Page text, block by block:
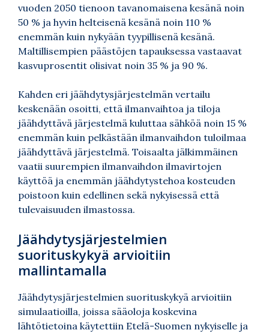
vuoden 2050 tienoon tavanomaisena kesänä noin
50 % ja hyvin helteisenä kesänä noin 110 %
enemmän kuin nykyään tyypillisenä kesänä.
Maltillisempien päästöjen tapauksessa vastaavat
kasvuprosentit olisivat noin 35 % ja 90 %.
Kahden eri jäähdytysjärjestelmän vertailu
keskenään osoitti, että ilmanvaihtoa ja tiloja
jäähdyttävä järjestelmä kuluttaa sähköä noin 15 %
enemmän kuin pelkästään ilmanvaihdon tuloilmaa
jäähdyttävä järjestelmä. Toisaalta jälkimmäinen
vaatii suurempien ilmanvaihdon ilmavirtojen
käyttöä ja enemmän jäähdytystehoa kosteuden
poistoon kuin edellinen sekä nykyisessä että
tulevaisuuden ilmastossa.
Jäähdytysjärjestelmien
suorituskykyä arvioitiin
mallintamalla
Jäähdytysjärjestelmien suorituskykyä arvioitiin
simulaatioilla, joissa sääoloja koskevina
lähtötietoina käytettiin Etelä-Suomen nykyiselle ja